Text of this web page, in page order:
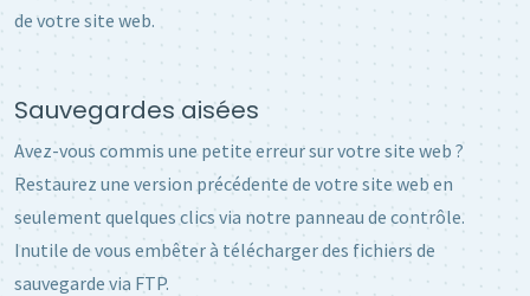
de votre site web.
Sauvegardes aisées
Avez-vous commis une petite erreur sur votre site web ?
Restaurez une version précédente de votre site web en
seulement quelques clics via notre panneau de contrôle.
Inutile de vous embêter à télécharger des fichiers de
sauvegarde via FTP.